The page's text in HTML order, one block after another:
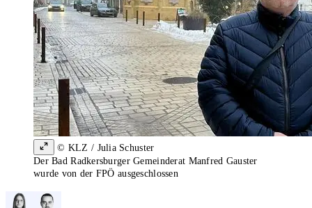
© KLZ / Julia Schuster
Der Bad Radkersburger Gemeinderat Manfred Gauster
wurde von der FPÖ ausgeschlossen